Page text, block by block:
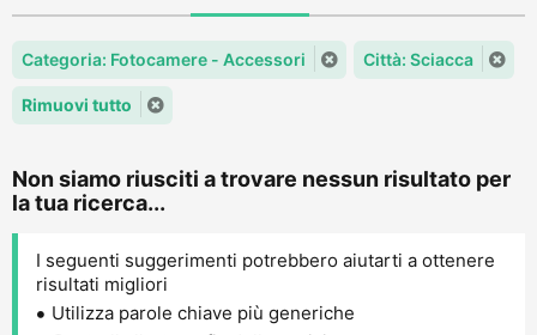
Categoria: Fotocamere - Accessori Città: Sciacca
Rimuovi tutto
Non siamo riusciti a trovare nessun risultato per
la tua ricerca...
I seguenti suggerimenti potrebbero aiutarti a ottenere
risultati migliori
Utilizza parole chiave più generiche